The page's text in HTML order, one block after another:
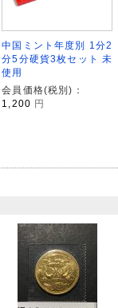
中国ミント年度別 1分2
分5分硬貨3枚セット 未
使用
会員価格(税別)：
1,200 円